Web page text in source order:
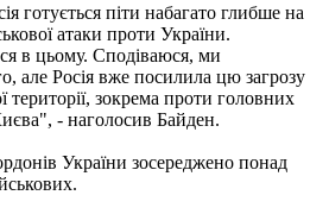
готується піти набагато глибше на
атаки проти України.
в цьому. Сподіваюся, ми
але Росія вже посилила цю загрозу
території, зокрема проти головних
- наголосив Байден.
України зосереджено понад